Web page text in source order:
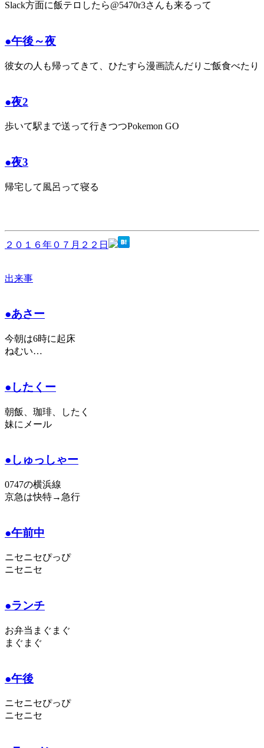
Slack方面に飯テロしたら@5470r3さんも来るって
●午後～夜
彼女の人も帰ってきて、ひたすら漫画読んだりご飯食べたり
●夜2
歩いて駅まで送って行きつつPokemon GO
●夜3
帰宅して風呂って寝る
２０１６年０７月２２日
出来事
●あさー
今朝は6時に起床
ねむい…
●したくー
朝飯、珈琲、したく
妹にメール
●しゅっしゃー
0747の横浜線
京急は快特→急行
●午前中
ニセニセぴっぴ
ニセニセ
●ランチ
お弁当まぐまぐ
まぐまぐ
●午後
ニセニセぴっぴ
ニセニセ